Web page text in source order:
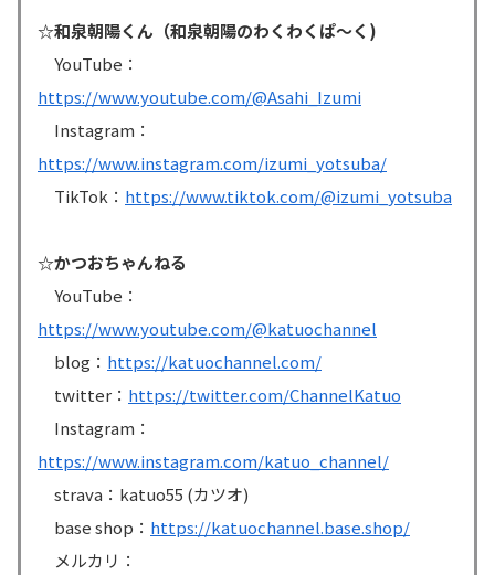
☆和泉朝陽くん（和泉朝陽のわくわくぱ〜く)
YouTube：
https://www.youtube.com/@Asahi_Izumi
Instagram：
https://www.instagram.com/izumi_yotsuba/
TikTok： https://www.tiktok.com/@izumi_yotsuba
☆かつおちゃんねる
YouTube：
https://www.youtube.com/@katuochannel
blog： https://katuochannel.com/
twitter： https://twitter.com/ChannelKatuo
Instagram：
https://www.instagram.com/katuo_channel/
strava：katuo55 (カツオ)
base shop： https://katuochannel.base.shop/
メルカリ：